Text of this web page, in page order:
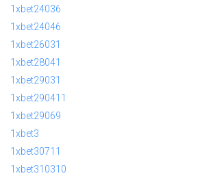
1xbet24036
1xbet24046
1xbet26031
1xbet28041
1xbet29031
1xbet290411
1xbet29069
1xbet3
1xbet30711
1xbet310310